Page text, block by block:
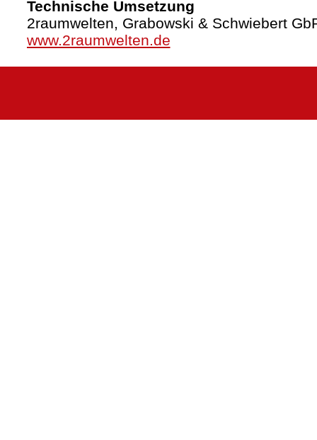
Technische Umsetzung
2raumwelten, Grabowski & Schwiebert
www.2raumwelten.de